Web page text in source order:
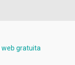
web gratuita